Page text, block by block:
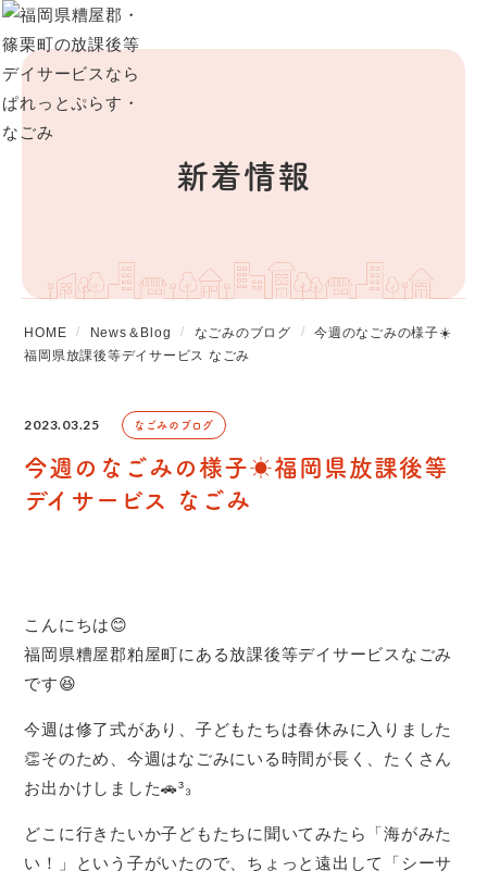
新着情報
HOME News＆Blog なごみのブログ
今週のなごみの様子☀️
福岡県放課後等デイサービス なごみ
2023.03.25 なごみのブログ
今週のなごみの様子☀️福岡県放課後等
デイサービス なごみ
こんにちは😊
福岡県糟屋郡粕屋町にある放課後等デイサービスなごみ
です😆
今週は修了式があり、子どもたちは春休みに入りました
👏そのため、今週はなごみにいる時間が長く、たくさん
お出かけしました🚗³₃
どこに行きたいか子どもたちに聞いてみたら「海がみた
い！」という子がいたので、ちょっと遠出して「シーサ